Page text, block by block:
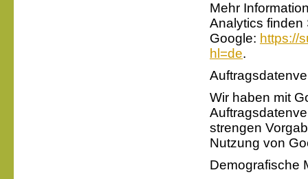
Mehr
Analytics finden
Google: https://
hl=de.
Wir haben mit
strengen
Nutzung von
Demografische